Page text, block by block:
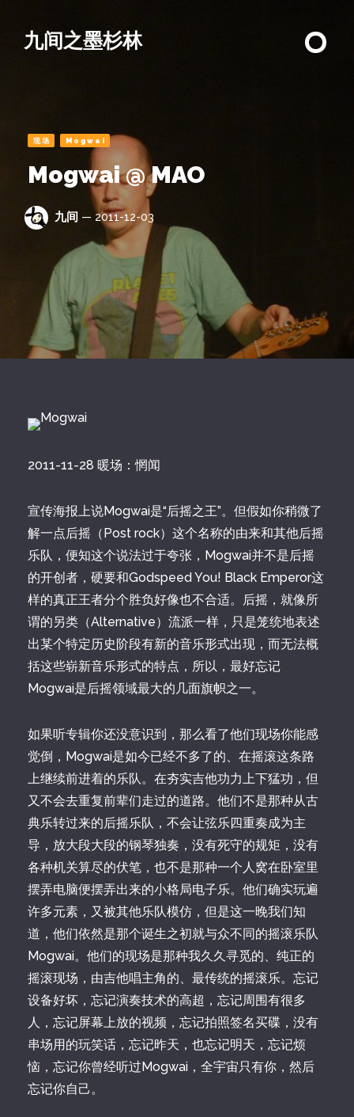
九间之墨杉林
现场 Mogwai
Mogwai @ MAO
九间 — 2011-12-03
2011-11-28 暖场：惘闻
宣传海报上说Mogwai是“后摇之王”。但假如你稍微了
解一点后摇（Post rock）这个名称的由来和其他后摇
乐队，便知这个说法过于夸张，Mogwai并不是后摇
的开创者，硬要和Godspeed You! Black Emperor这
样的真正王者分个胜负好像也不合适。后摇，就像所
谓的另类（Alternative）流派一样，只是笼统地表述
出某个特定历史阶段有新的音乐形式出现，而无法概
括这些崭新音乐形式的特点，所以，最好忘记
Mogwai是后摇领域最大的几面旗帜之一。
如果听专辑你还没意识到，那么看了他们现场你能感
觉倒，Mogwai是如今已经不多了的、在摇滚这条路
上继续前进着的乐队。在夯实吉他功力上下猛功，但
又不会去重复前辈们走过的道路。他们不是那种从古
典乐转过来的后摇乐队，不会让弦乐四重奏成为主
导，放大段大段的钢琴独奏，没有死守的规矩，没有
各种机关算尽的伏笔，也不是那种一个人窝在卧室里
摆弄电脑便摆弄出来的小格局电子乐。他们确实玩遍
许多元素，又被其他乐队模仿，但是这一晚我们知
道，他们依然是那个诞生之初就与众不同的摇滚乐队
Mogwai。他们的现场是那种我久久寻觅的、纯正的
摇滚现场，由吉他唱主角的、最传统的摇滚乐。忘记
设备好坏，忘记演奏技术的高超，忘记周围有很多
人，忘记屏幕上放的视频，忘记拍照签名买碟，没有
串场用的玩笑话，忘记昨天，也忘记明天，忘记烦
恼，忘记你曾经听过Mogwai，全宇宙只有你，然后
忘记你自己。